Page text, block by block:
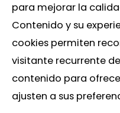
para mejorar la
Contenido y su
cookies permiten
visitante recurrente
contenido para
ajusten a sus